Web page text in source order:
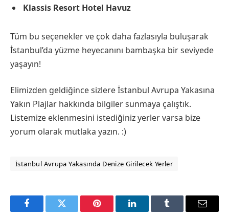
Klassis Resort Hotel Havuz
Tüm bu seçenekler ve çok daha fazlasıyla buluşarak
İstanbul’da yüzme heyecanını bambaşka bir seviyede
yaşayın!
Elimizden geldiğince sizlere İstanbul Avrupa Yakasına
Yakın Plajlar hakkında bilgiler sunmaya çalıştık.
Listemize eklenmesini istediğiniz yerler varsa bize
yorum olarak mutlaka yazın. :)
İstanbul Avrupa Yakasında Denize Girilecek Yerler
FacebookTwitter Pinterest LinkedInTumblr Email